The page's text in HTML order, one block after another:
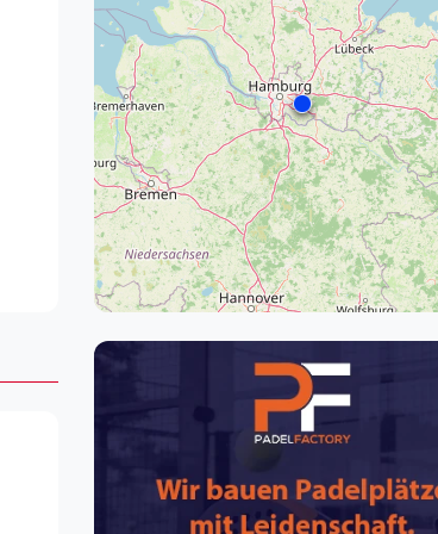
Leipzig
Dortmund
Essen